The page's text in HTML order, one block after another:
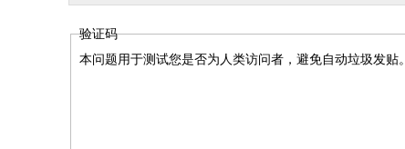
验证码
本问题用于测试您是否为人类访问者，避免自动垃圾发贴。